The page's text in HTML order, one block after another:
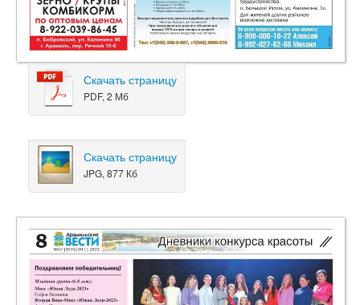
Скачать страницу
PDF, 2 Мб
Скачать страницу
JPG, 877 Кб